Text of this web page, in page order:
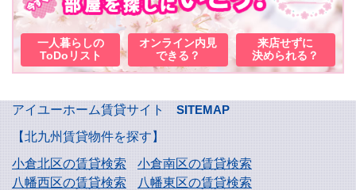
一人暮らしの
ToDoリスト
オンライン内見
できる？
来店せずに
決められる？
アイユーホーム賃貸サイト
SITEMAP
【北九州賃貸物件を探す】
小倉北区の賃貸検索
小倉南区の賃貸検索
八幡西区の賃貸検索
八幡東区の賃貸検索